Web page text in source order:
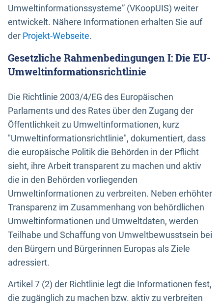
Umweltinformationssysteme” (VKoopUIS) weiter
entwickelt. Nähere Informationen erhalten Sie auf
der Projekt-Webseite.
Gesetzliche Rahmenbedingungen I: Die EU-
Umweltinformationsrichtlinie
Die Richtlinie 2003/4/EG des Europäischen
Parlaments und des Rates über den Zugang der
Öffentlichkeit zu Umweltinformationen, kurz
"Umweltinformationsrichtlinie", dokumentiert, dass
die europäische Politik die Behörden in der Pflicht
sieht, ihre Arbeit transparent zu machen und aktiv
die in den Behörden vorliegenden
Umweltinformationen zu verbreiten. Neben erhöhter
Transparenz im Zusammenhang von behördlichen
Umweltinformationen und Umweltdaten, werden
Teilhabe und Schaffung von Umweltbewusstsein bei
den Bürgern und Bürgerinnen Europas als Ziele
adressiert.
Artikel 7 (2) der Richtlinie legt die Informationen fest,
die zugänglich zu machen bzw. aktiv zu verbreiten